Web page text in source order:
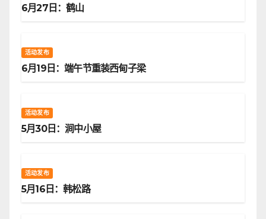
6月27日：鹤山
活动发布
6月19日：端午节重装西甸子梁
活动发布
5月30日：涧中小屋
活动发布
5月16日：韩松路